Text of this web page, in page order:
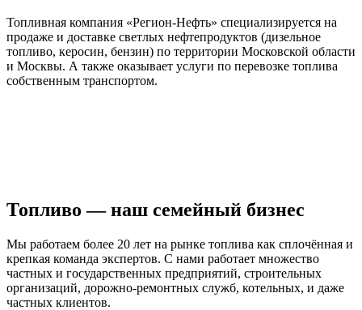
Топливная компания «Регион-Нефть» специализируется на
продаже и доставке светлых нефтепродуктов (дизельное
топливо, керосин, бензин) по территории Московской области
и Москвы. А также оказывает услуги по перевозке топлива
собственным транспортом.
Топливо — наш семейный бизнес
Мы работаем более 20 лет на рынке топлива как сплочённая и
крепкая команда экспертов. С нами работает множество
частных и государственных предприятий, строительных
организаций, дорожно-ремонтных служб, котельных, и даже
частных клиентов.